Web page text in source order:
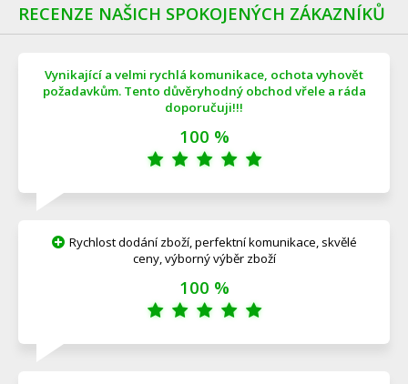
RECENZE NAŠICH SPOKOJENÝCH ZÁKAZNÍKŮ
Vynikající a velmi rychlá komunikace, ochota vyhovět
požadavkům. Tento důvěryhodný obchod vřele a ráda
doporučuji!!!
100 %
Rychlost dodání zboží, perfektní komunikace, skvělé
ceny, výborný výběr zboží
100 %